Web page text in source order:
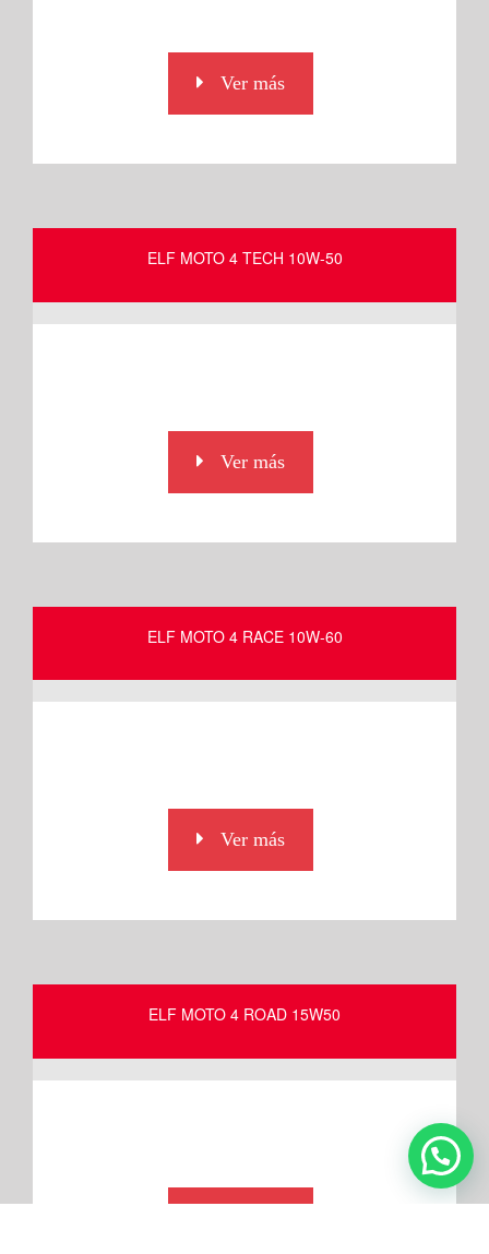
Ver más
ELF MOTO 4 TECH 10W-50
Ver más
ELF MOTO 4 RACE 10W-60
Ver más
ELF MOTO 4 ROAD 15W50